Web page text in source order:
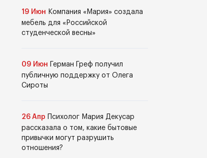
19 Июн Компания «Мария» создала
мебель для «Российской
студенческой весны»
09 Июн
Герман Греф получил
публичную поддержку от Олега
Сироты
26 Апр
Психолог Мария Декусар
рассказала о том, какие бытовые
привычки могут разрушить
отношения?